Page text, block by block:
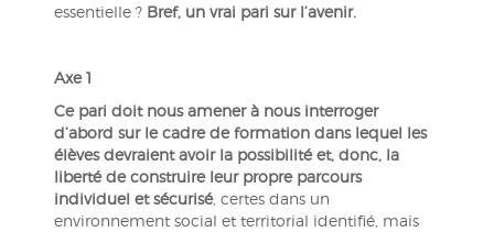
essentielle ? Bref, un vrai pari sur l’avenir.
Axe 1
Ce pari doit nous amener à nous interroger
d’abord sur le cadre de formation dans lequel les
élèves devraient avoir la possibilité et, donc, la
liberté de construire leur propre parcours
individuel et sécurisé, certes dans un
environnement social et territorial identifié, mais